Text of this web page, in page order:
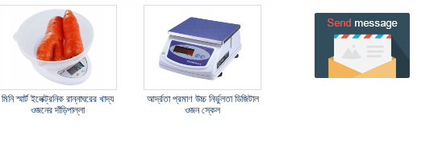
মিনি স্মার্ট ইলেক্ট্রনিক রান্নাঘরের খাদ্য
ওজনের দাঁড়িপাল্লা
আর্দ্রতা প্রমাণ উচ্চ নির্ভুলতা ডিজিটাল
ওজন স্কেল